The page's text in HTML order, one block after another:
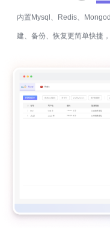
内置Mysql、Redis、
建、备份、恢复更简单快捷